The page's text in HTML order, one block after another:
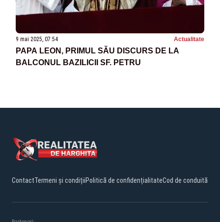
9 mai 2025, 07:54 Actualitate
PAPA LEON, PRIMUL SĂU DISCURS DE LA
BALCONUL BAZILICII SF. PETRU
ContactTermeni și condițiiPolitică de confidențialitateCod de conduită